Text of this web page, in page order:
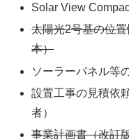
Solar View
太陽光2号基の位
本）
ソーラーパネル等
設置工事の見積依
者）
事業計画書（改訂